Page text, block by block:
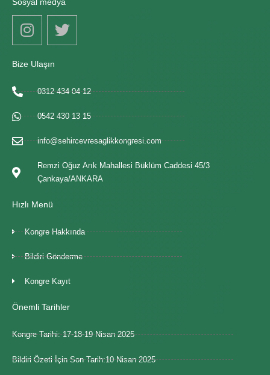
Bize Ulaşın
0312 434 04 12
0542 430 13 15
info@sehircevresaglikkongresi.com
Remzi Oğuz Arık Mahallesi Büklüm Caddesi 45/3
Çankaya/ANKARA
Hızlı Menü
Kongre Hakkında
Bildiri Gönderme
Kongre Kayıt
Önemli Tarihler
Kongre Tarihi: 17-18-19 Nisan 2025
Bildiri Özeti İçin Son Tarih:10 Nisan 2025